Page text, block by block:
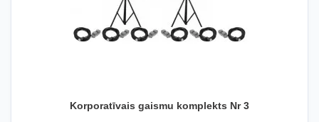
Korporatīvais gaismu komplekts Nr 3